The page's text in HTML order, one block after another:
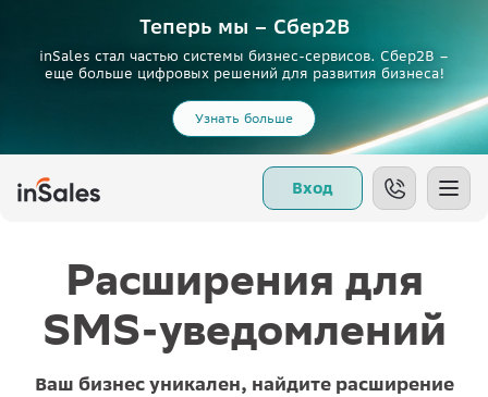
Теперь мы – Сбер2B
inSales стал частью системы бизнес-сервисов. Сбер2В –
еще больше цифровых решений для развития бизнеса!
Узнать больше
Вход
Расширения для
SMS-уведомлений
Ваш бизнес уникален, найдите расширение